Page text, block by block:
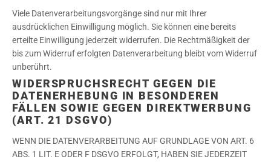
Viele Datenverarbeitungsvorgänge sind nur mit Ihrer
ausdrücklichen Einwilligung möglich. Sie können eine bereits
erteilte Einwilligung jederzeit widerrufen. Die Rechtmäßigkeit der
bis zum Widerruf erfolgten Datenverarbeitung bleibt vom Widerruf
unberührt.
WIDERSPRUCHSRECHT GEGEN DIE
DATENERHEBUNG IN BESONDEREN
FÄLLEN SOWIE GEGEN DIREKTWERBUNG
(ART. 21 DSGVO)
WENN DIE DATENVERARBEITUNG AUF GRUNDLAGE VON ART. 6
ABS. 1 LIT. E ODER F DSGVO ERFOLGT, HABEN SIE JEDERZEIT